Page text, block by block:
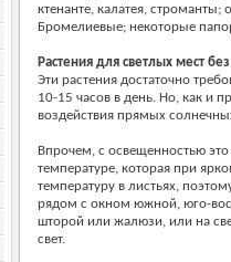
ктенанте, калатея, строманты;
Бромелиевые; некоторые
Растения для светлых мест
Эти растения достаточно
10-15 часов в день. Но, как и
воздействия прямых
Впрочем, с освещенностью
температуре, которая при
температуру в листьях,
рядом с окном южной, юго-
шторой или жалюзи, или на
свет.